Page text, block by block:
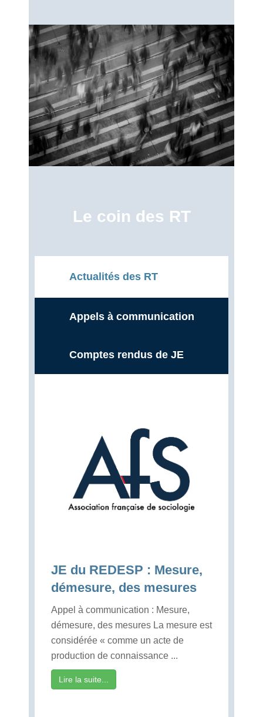
Le coin des RT
Actualités des RT
Appels à communication
Comptes rendus de JE
JE du REDESP : Mesure,
démesure, des mesures
Appel à communication : Mesure,
démesure, des mesures La mesure est
considérée « comme un acte de
production de connaissance ...
Lire la suite...